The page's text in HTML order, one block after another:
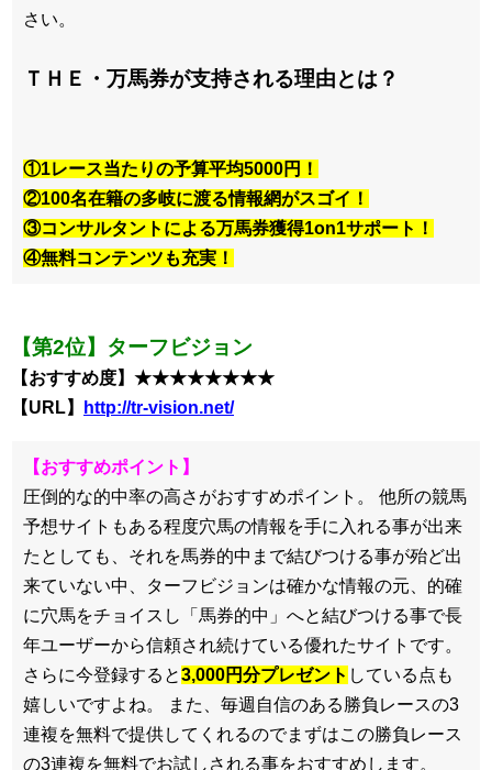
さい。
ＴＨＥ・万馬券が支持される理由とは？
①1レース当たりの予算平均5000円！
②100名在籍の多岐に渡る情報網がスゴイ！
③コンサルタントによる万馬券獲得1on1サポート！
④無料コンテンツも充実！
【第2位】ターフビジョン
【おすすめ度】★★★★★★★★
【URL】
http://tr-vision.net/
【おすすめポイント】
圧倒的な的中率の高さがおすすめポイント。 他所の競馬
予想サイトもある程度穴馬の情報を手に入れる事が出来
たとしても、それを馬券的中まで結びつける事が殆ど出
来ていない中、ターフビジョンは確かな情報の元、的確
に穴馬をチョイスし「馬券的中」へと結びつける事で長
年ユーザーから信頼され続けている優れたサイトです。
さらに今登録すると3,000円分プレゼント している点も
嬉しいですよね。 また、毎週自信のある勝負レースの3
連複を無料で提供してくれるのでまずはこの勝負レース
の3連複を無料でお試しされる事をおすすめします。